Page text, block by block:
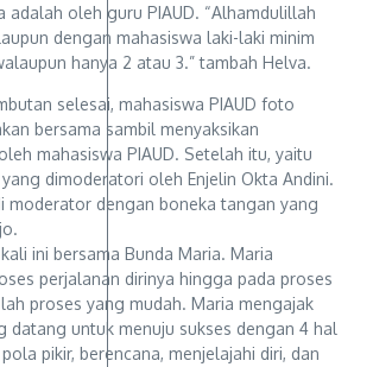
adalah oleh guru PIAUD. “Alhamdulillah
dengan mahasiswa laki-laki minim
hanya 2 atau 3.” tambah Helva.
selesai, mahasiswa PIAUD foto
bersama sambil menyaksikan
mahasiswa PIAUD. Setelah itu, yaitu
dimoderatori oleh Enjelin Okta Andini.
moderator dengan boneka tangan yang
ini bersama Bunda Maria. Maria
perjalanan dirinya hingga pada proses
proses yang mudah. Maria mengajak
datang untuk menuju sukses dengan 4 hal
pikir, berencana, menjelajahi diri, dan